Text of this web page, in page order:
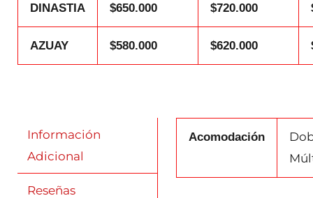
DINASTIA $650.000 $720.000
AZUAY $580.000 $620.000
Información
Adicional
Reseñas
Acomodación